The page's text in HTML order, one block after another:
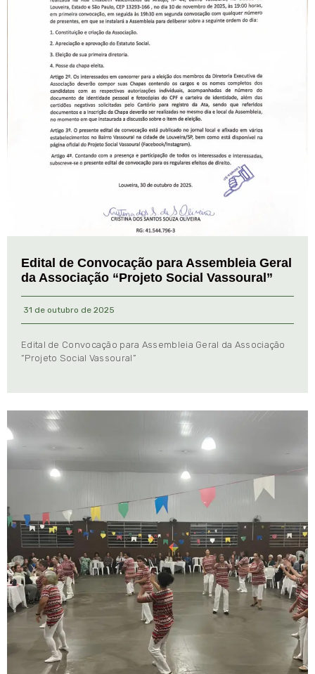
Edital de Convocação para Assembleia Geral
da Associação “Projeto Social Vassoural”
31 de outubro de 2025
Edital de Convocação para Assembleia Geral da Associação
“Projeto Social Vassoural”